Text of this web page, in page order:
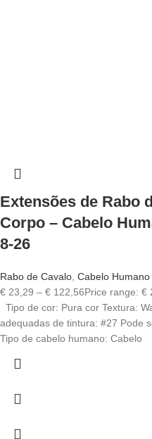
Extensões de Rabo
Corpo – Cabelo
8-26
Rabo de Cavalo, Cabelo Humano
€ 23,29 – € 122,56Price range: €
Tipo de cor: Pura cor Textura:
adequadas de tintura: #27 Pode
Tipo de cabelo humano: Cabelo